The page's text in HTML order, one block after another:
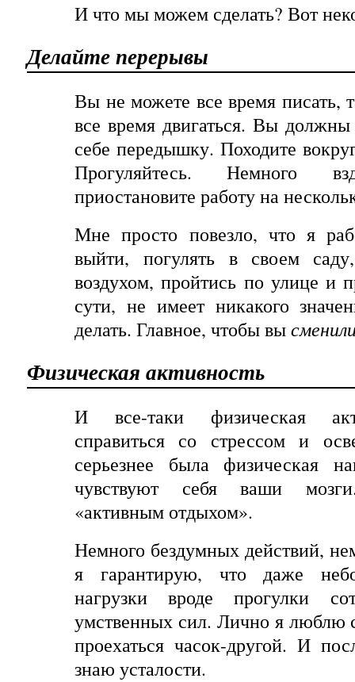
И что мы можем сделать? Вот
Делайте перерывы
Вы не можете все время писать,
все время двигаться. Вы должны
себе передышку. Походите
Прогуляйтесь.Немного
приостановите работу на
Мне просто повезло, что я
выйти, погулять в своем
воздухом, пройтись по улице и
сути, не имеет никакого
делать. Главное, чтобывы
Физическая активность
И все-таки физическая
справиться со стрессом и
серьезнее была физическая
чувствуют себя ваши
«активным отдыхом».
Немного бездумных действий,
я гарантирую, что даже
нагрузки вроде прогулки
умственных сил. Лично я люблю
проехаться часок-другой. И
знаю усталости.